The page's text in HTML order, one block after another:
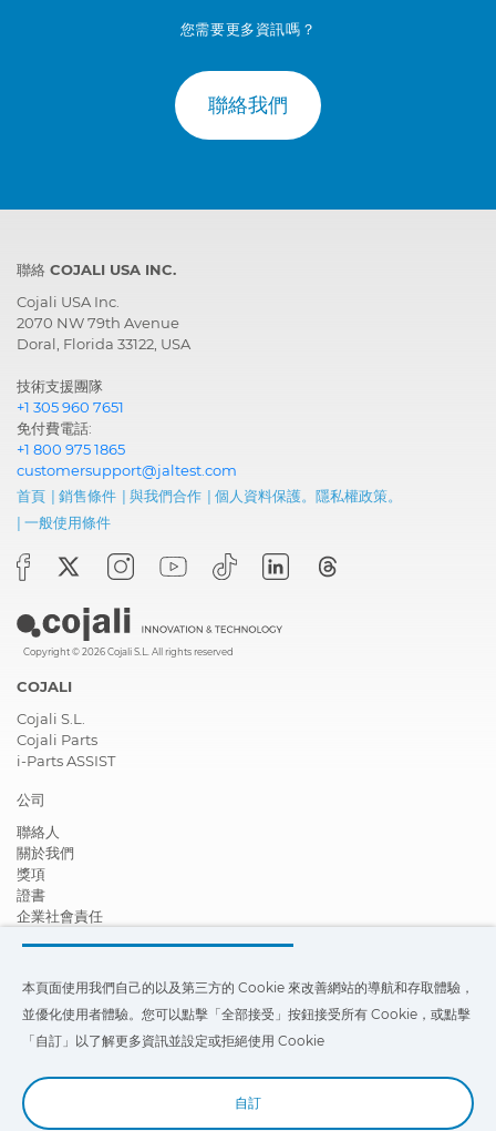
Common Rail
EMR4 - EDC 17 CV52,
Electronic Diesel
Control, Common Rail
Control, Common Rail
Electronic Diesel
Gearbox UCTI-CVT, Transmission
Hydraulic
systems
您需要更多資訊嗎？
聯絡我們
聯絡 COJALI USA INC.
Cojali USA Inc.
2070 NW 79th Avenue
Doral, Florida 33122, USA
技術支援團隊
+1 305 960 7651
免付費電話:
+1 800 975 1865
customersupport@jaltest.com
首頁 | 銷售條件 | 與我們合作 | 個人資料保護。隱私權政策。
| 一般使用條件
Copyright © 2026 Cojali S.L. All rights reserved
COJALI
Cojali S.L.
Cojali Parts
i-Parts ASSIST
公司
聯絡人
關於我們
獎項
證書
企業社會責任
影片
FAQ - 常見問題
本頁面使用我們自己的以及第三方的 Cookie 來改善我們網站的導航和存
定或拒絕使用 Cookie。
本頁面使用我們自己的以及第三方的 Cookie 來改善網站的導航和存取體驗，
並優化使用者體驗。您可以點擊「全部接受」按鈕接受所有 Cookie，或點擊
「自訂」以了解更多資訊並設定或拒絕使用 Cookie
自訂